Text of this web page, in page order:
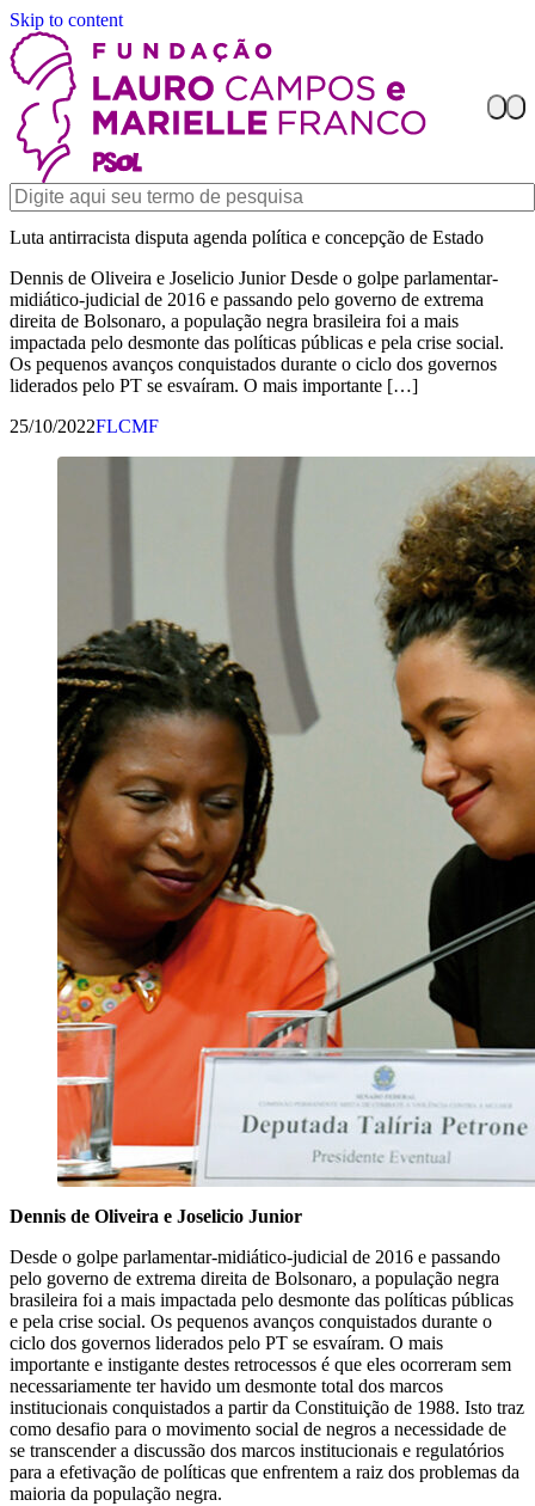
Skip to content
Luta antirracista disputa agenda política e concepção de Estado
Dennis de Oliveira e Joselicio Junior Desde o golpe parlamentar-
midiático-judicial de 2016 e passando pelo governo de extrema
direita de Bolsonaro, a população negra brasileira foi a mais
impactada pelo desmonte das políticas públicas e pela crise social.
Os pequenos avanços conquistados durante o ciclo dos governos
liderados pelo PT se esvaíram. O mais importante […]
25/10/2022FLCMF
Dennis de Oliveira e Joselicio Junior
Desde o golpe parlamentar-midiático-judicial de 2016 e passando
pelo governo de extrema direita de Bolsonaro, a população negra
brasileira foi a mais impactada pelo desmonte das políticas públicas
e pela crise social. Os pequenos avanços conquistados durante o
ciclo dos governos liderados pelo PT se esvaíram. O mais
importante e instigante destes retrocessos é que eles ocorreram sem
necessariamente ter havido um desmonte total dos marcos
institucionais conquistados a partir da Constituição de 1988. Isto traz
como desafio para o movimento social de negros a necessidade de
se transcender a discussão dos marcos institucionais e regulatórios
para a efetivação de políticas que enfrentem a raiz dos problemas da
maioria da população negra.